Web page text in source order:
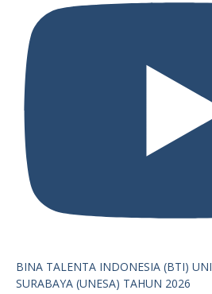
BINA TALENTA INDONESIA (BTI)
SURABAYA (UNESA) TAHUN 2026